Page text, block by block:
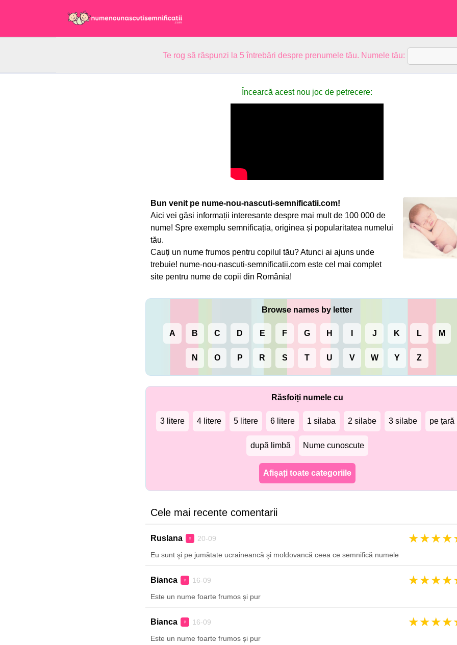
Te rog să răspunzi la 5 întrebări despre prenumele tău. Numele tău:
Încearcă acest nou joc de petrecere:
Bun venit pe nume-nou-nascuti-semnificatii.com!
Aici vei găsi informații interesante despre mai mult de 100 000 de
nume! Spre exemplu semnificația, originea și popularitatea numelui
tău.
Cauți un nume frumos pentru copilul tău? Atunci ai ajuns unde
trebuie! nume-nou-nascuti-semnificatii.com este cel mai complet
site pentru nume de copii din România!
Browse names by letter
A B C D E F G H J K L M
N O P R S T U V W Y Z
Răsfoiți numele cu
3 litere 4 litere 5 litere 6 litere 1 silaba 2 silabe 3 silabe pe țară
după limbă Nume cunoscute
Afișați toate categoriile
Cele mai recente comentarii
Ruslana ♀ 20-09 ★★★★
Eu sunt şi pe jumătate ucraineancă şi moldovancă ceea ce semnifică numele
Bianca ♀ 16-09 ★★★★
Este un nume foarte frumos și pur
Bianca ♀ 16-09 ★★★★
Este un nume foarte frumos și pur